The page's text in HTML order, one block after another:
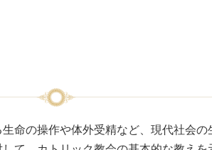
命の操作や体外受精など、現代社会の